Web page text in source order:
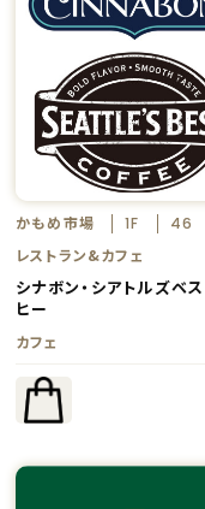
かもめ市場 1F
46
レストラン&カフェ
シナボン・シアトルズベ
ヒー
カフェ